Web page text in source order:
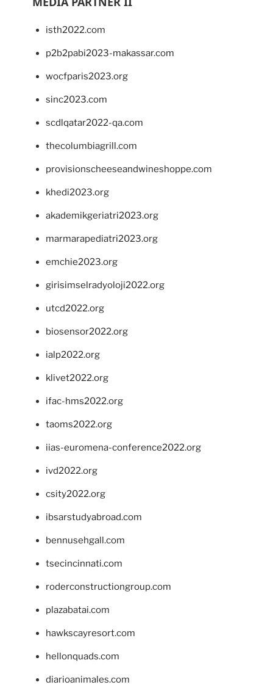
isth2022.com
p2b2pabi2023-makassar.com
wocfparis2023.org
sinc2023.com
scdlqatar2022-qa.com
thecolumbiagrill.com
provisionscheeseandwineshoppe.com
khedi2023.org
akademikgeriatri2023.org
marmarapediatri2023.org
emchie2023.org
girisimselradyoloji2022.org
utcd2022.org
biosensor2022.org
ialp2022.org
klivet2022.org
ifac-hms2022.org
taoms2022.org
iias-euromena-conference2022.org
ivd2022.org
csity2022.org
ibsarstudyabroad.com
bennusehgall.com
tsecincinnati.com
roderconstructiongroup.com
plazabatai.com
hawkscayresort.com
hellonquads.com
diarioanimales.com